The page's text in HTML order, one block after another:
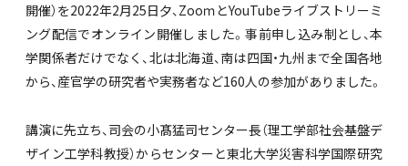
開催）を2022年2月25日夕、ZooｍとYouTubeライブストリーミ
ング配信でオンライン開催しました。事前申し込み制とし、本
学関係者だけでなく、北は北海道、南は四国・九州まで全国各地
から、産官学の研究者や実務者など160人の参加がありました。
講演に先立ち、司会の小髙猛司センター長（理工学部社会基盤デ
ザイン工学科教授）からセンターと東北大学災害科学国際研究